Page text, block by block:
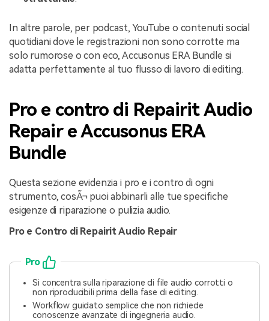
In altre parole, per podcast, YouTube o contenuti social
quotidiani dove le registrazioni non sono corrotte ma
solo rumorose o con eco, Accusonus ERA Bundle si
adatta perfettamente al tuo flusso di lavoro di editing.
Pro e contro di Repairit Audio
Repair e Accusonus ERA
Bundle
Questa sezione evidenzia i pro e i contro di ogni
strumento, cosÃ¬ puoi abbinarli alle tue specifiche
esigenze di riparazione o pulizia audio.
Pro e Contro di Repairit Audio Repair
Pro
Si concentra sulla riparazione di file audio corrotti o
non riproducibili prima della fase di editing.
Workflow guidato semplice che non richiede
conoscenze avanzate di ingegneria audio.